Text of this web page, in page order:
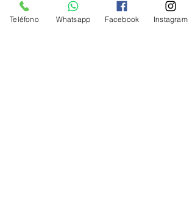
Teléfono Whatsapp Facebook Instagram